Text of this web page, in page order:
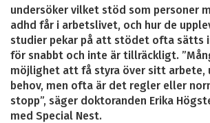
undersöker vilket stöd som personer
adhd får i arbetslivet, och hur de
studier pekar på att stödet ofta sätts
för snabbt och inte är tillräckligt.
möjlighet att få styra över sitt arbete,
behov, men ofta är det regler eller
stopp”, säger doktoranden Erika
med Special Nest.